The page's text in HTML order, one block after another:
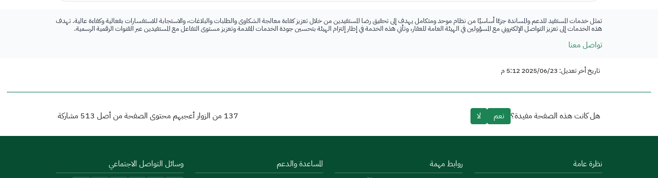
تمثل خدمات المستفيد للدعم والمساندة جزءًا أساسيًا من نظام موحد ومتكامل يهدف إلى تحقيق رضا المستفيدين من خلال تعزيز كفاءة معالجة الشكاوى والطلبات والبلاغات، والاستجابة للاستفسارات بفعالية وكفاءة عالية. تهدف
هذه الخدمات إلى تعزيز التواصل الإلكتروني مع المسؤولين في الهيئة العامة للعقار، وتأتي هذه الخدمة في إطار إلتزام الهيئة بتحسين جودة الخدمات المقدمة وتعزيز مستوى التفاعل مع المستفيدين عبر القنوات الرقمية الرسمية.
تواصل معنا
تاريخ أخر تعديل: 2025/06/23 5:12 م
هل كانت هذه الصفحة مفيدة؟ نعم لا 137 من الزوار أعجبهم محتوى الصفحة من أصل 513 مشاركة
نظرة عامة روابط مهمة المساعدة والدعم وسائل التواصل الاجتماعي